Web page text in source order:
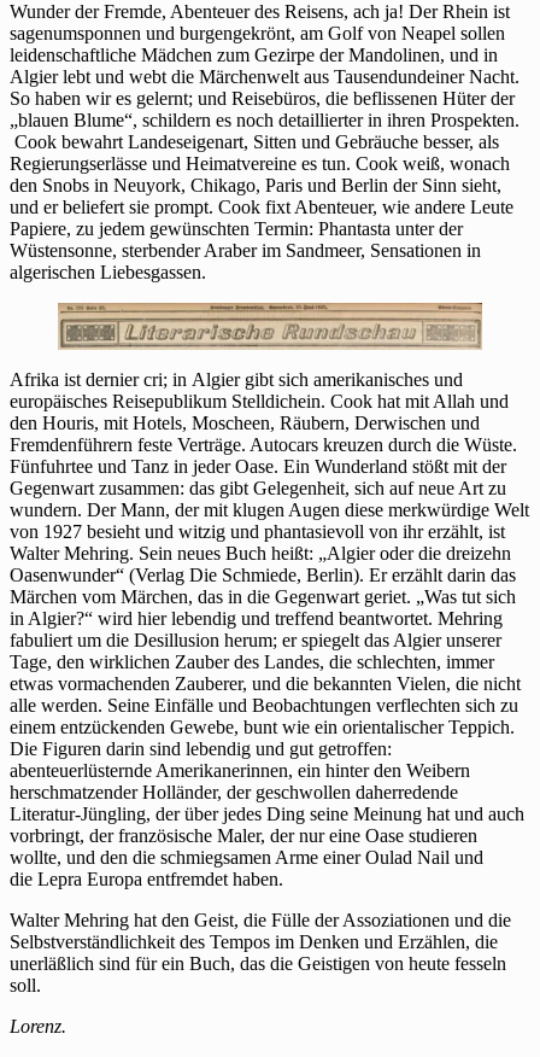
Wunder der Fremde, Abenteuer des Reisens, ach ja! Der Rhein ist
sagenumsponnen und burgengekrönt, am Golf von Neapel sollen
leidenschaftliche Mädchen zum Gezirpe der Mandolinen, und in
Algier lebt und webt die Märchenwelt aus Tausendundeiner Nacht.
So haben wir es gelernt; und Reisebüros, die beflissenen Hüter der
„blauen Blume“, schildern es noch detaillierter in ihren Prospekten.
Cook bewahrt Landeseigenart, Sitten und Gebräuche besser, als
Regierungserlässe und Heimatvereine es tun. Cook weiß, wonach
den Snobs in Neuyork, Chikago, Paris und Berlin der Sinn sieht,
und er beliefert sie prompt. Cook fixt Abenteuer, wie andere Leute
Papiere, zu jedem gewünschten Termin: Phantasta unter der
Wüstensonne, sterbender Araber im Sandmeer, Sensationen in
algerischen Liebesgassen.
Afrika ist dernier cri; in Algier gibt sich amerikanisches und
europäisches Reisepublikum Stelldichein. Cook hat mit Allah und
den Houris, mit Hotels, Moscheen, Räubern, Derwischen und
Fremdenführern feste Verträge. Autocars kreuzen durch die Wüste.
Fünfuhrtee und Tanz in jeder Oase. Ein Wunderland stößt mit der
Gegenwart zusammen: das gibt Gelegenheit, sich auf neue Art zu
wundern. Der Mann, der mit klugen Augen diese merkwürdige Welt
von 1927 besieht und witzig und phantasievoll von ihr erzählt, ist
Walter Mehring. Sein neues Buch heißt: „Algier oder die dreizehn
Oasenwunder“ (Verlag Die Schmiede, Berlin). Er erzählt darin das
Märchen vom Märchen, das in die Gegenwart geriet. „Was tut sich
in Algier?“ wird hier lebendig und treffend beantwortet. Mehring
fabuliert um die Desillusion herum; er spiegelt das Algier unserer
Tage, den wirklichen Zauber des Landes, die schlechten, immer
etwas vormachenden Zauberer, und die bekannten Vielen, die nicht
alle werden. Seine Einfälle und Beobachtungen verflechten sich zu
einem entzückenden Gewebe, bunt wie ein orientalischer Teppich.
Die Figuren darin sind lebendig und gut getroffen:
abenteuerlüsternde Amerikanerinnen, ein hinter den Weibern
herschmatzender Holländer, der geschwollen daherredende
Literatur-Jüngling, der über jedes Ding seine Meinung hat und auch
vorbringt, der französische Maler, der nur eine Oase studieren
wollte, und den die schmiegsamen Arme einer Oulad Nail und
die Lepra Europa entfremdet haben.
Walter Mehring hat den Geist, die Fülle der Assoziationen und die
Selbstverständlichkeit des Tempos im Denken und Erzählen, die
unerläßlich sind für ein Buch, das die Geistigen von heute fesseln
soll.
Lorenz.